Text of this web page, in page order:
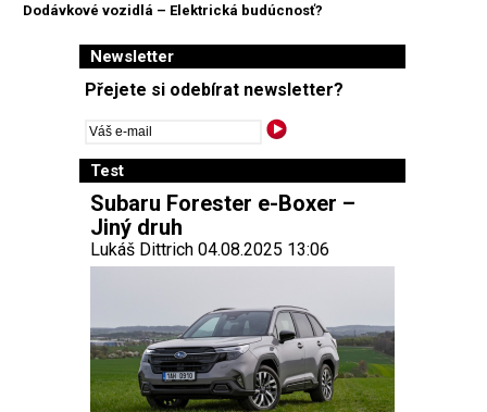
Dodávkové vozidlá – Elektrická budúcnosť?
Newsletter
Přejete si odebírat newsletter?
Test
Subaru Forester e-Boxer –
Jiný druh
Lukáš Dittrich 04.08.2025 13:06